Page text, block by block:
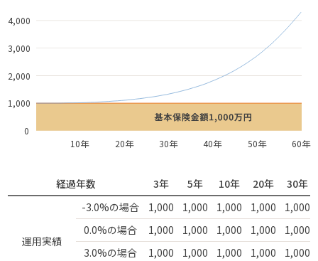
4,000
3,000
2,000
1,000
0
10年
20年 30年 40年 50年 60年
経過年数 3年 5年 10年 20年 30年
運用実績
-3.0%の場合 1,000 1,000 1,000 1,000
1,000
0.0%の場合
1,000 1,000 1,000 1,000
1,000
3.0%の場合
1,000 1,000 1,000 1,000
1,000